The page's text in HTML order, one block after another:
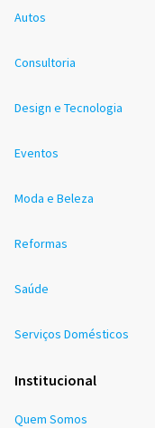
Autos
Consultoria
Design e Tecnologia
Eventos
Moda e Beleza
Reformas
Saúde
Serviços Domésticos
Institucional
Quem Somos